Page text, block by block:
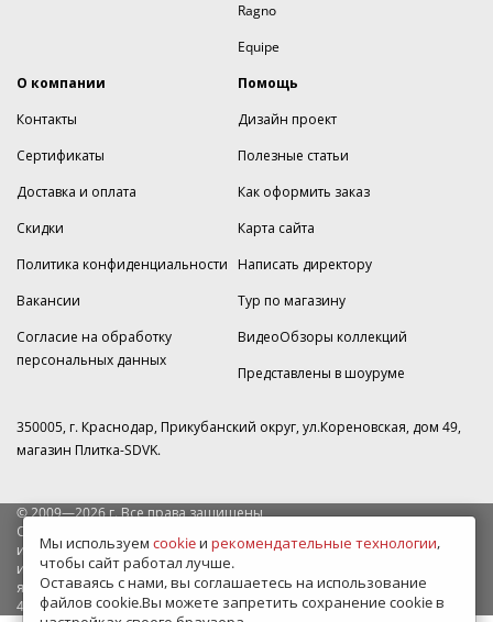
Ragno
Equipe
О компании
Контакты
Сертификаты
Доставка и оплата
Скидки
Политика конфиденциальности
Вакансии
Согласие на обработку
персональных данных
Помощь
Дизайн проект
Полезные статьи
Как оформить заказ
Карта сайта
Написать директору
Тур по магазину
ВидеоОбзоры коллекций
Представлены в шоуруме
350005, г. Краснодар, Прикубанский округ, ул.Кореновская, дом 49,
магазин Плитка-SDVK.
© 2009—2026 г. Все права защищены
Обращаем Ваше внимание на то, что данный интернет-сайт носит
исключительно информационный характер и ни при каких условиях
информационные материалы и цены, размещенные на сайте, не
являются публичной офертой, определяемой положениями Статьи
437 Гражданского кодекса РФ.
Мы используем cookieи рекомендательные технологии,
чтобы сайт работал лучше.
Оставаясь с нами, вы соглашаетесь на использование
файлов cookie.Вы можете запретить сохранение cookie в